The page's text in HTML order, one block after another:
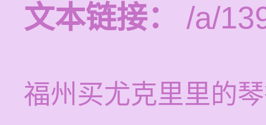
文本链接：
/a/
福州买尤克里里的